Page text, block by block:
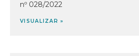
nº 028/2022
VISUALIZAR »